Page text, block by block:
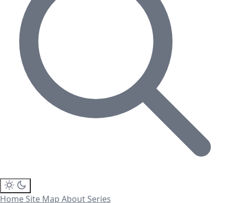
Home Site Map About Series